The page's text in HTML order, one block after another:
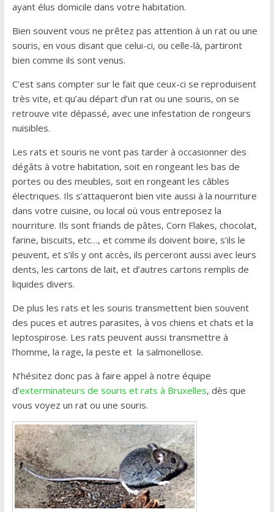
ayant élus domicile dans votre habitation.
Bien souvent vous ne prêtez pas attention à un rat ou une
souris, en vous disant que celui-ci, ou celle-là, partiront
bien comme ils sont venus.
C’est sans compter sur le fait que ceux-ci se reproduisent
très vite, et qu’au départ d’un rat ou une souris, on se
retrouve vite dépassé, avec une infestation de rongeurs
nuisibles.
Les rats et souris ne vont pas tarder à occasionner des
dégâts à votre habitation, soit en rongeant les bas de
portes ou des meubles, soit en rongeant les câbles
électriques. Ils s’attaqueront bien vite aussi à la nourriture
dans votre cuisine, ou local où vous entreposez la
nourriture. Ils sont friands de pâtes, Corn Flakes, chocolat,
farine, biscuits, etc…, et comme ils doivent boire, s’ils le
peuvent, et s’ils y ont accès, ils perceront aussi avec leurs
dents, les cartons de lait, et d’autres cartons remplis de
liquides divers.
De plus les rats et les souris transmettent bien souvent
des puces et autres parasites, à vos chiens et chats et la
leptospirose. Les rats peuvent aussi transmettre à
l’homme, la rage, la peste et la salmonellose.
N’hésitez donc pas à faire appel à notre équipe
d’exterminateurs de souris et rats à Bruxelles, dès que
vous voyez un rat ou une souris.